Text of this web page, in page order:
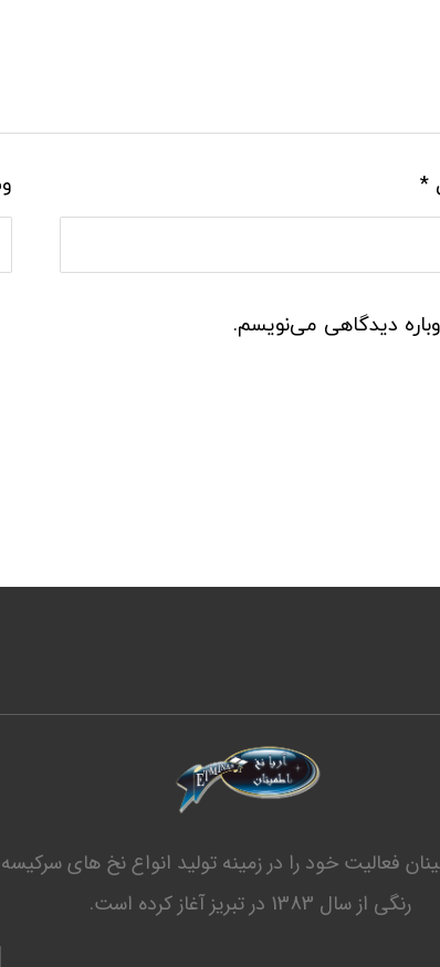
*
دیدگاهی می‌نویسم.
فعالیت خود را در زمینه تولید انواع نخ های
رنگی از سال 1383 در تبریز آغاز کرده است.